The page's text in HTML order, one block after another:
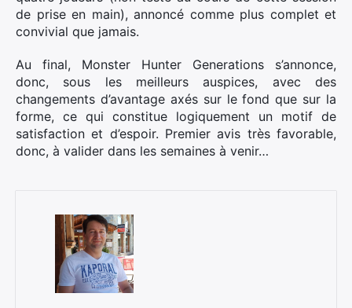
de prise en main), annoncé comme plus complet et
convivial que jamais.
Au final, Monster Hunter Generations s’annonce,
donc, sous les meilleurs auspices, avec des
changements d’avantage axés sur le fond que sur la
forme, ce qui constitue logiquement un motif de
satisfaction et d’espoir. Premier avis très favorable,
donc, à valider dans les semaines à venir…